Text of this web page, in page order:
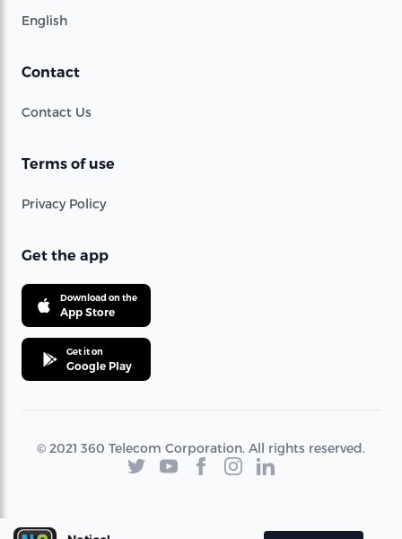
English
Contact
Contact Us
Terms of use
Privacy Policy
Get the app
Download on the
App Store
Get it on
Google Play
© 2021 360 Telecom Corporation. All rights reserved.